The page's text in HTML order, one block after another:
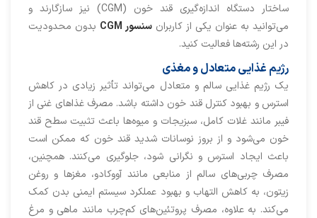
ساختار دستگاه اندازه‌گیری قند خون (CGM) نیز سازگارند و
می‌توانید به عنوان یکی از کاربران سنسور CGM
بدون محدودیت
در این رشته‌ها فعالیت کنید.
رژیم غذایی متعادل و مغذی
یک رژیم غذایی سالم و متعادل می‌تواند تأثیر زیادی در کاهش
استرس و بهبود کنترل قند خون داشته باشد. مصرف غذاهای غنی از
فیبر مانند غلات کامل، سبزیجات و میوه‌ها باعث تثبیت سطح قند
خون می‌شود و از بروز نوسانات شدید قند خون که ممکن است
باعث ایجاد استرس و نگرانی شود، جلوگیری می‌کنند. همچنین،
مصرف چربی‌های سالم از منابعی مانند آووکادو، مغزها و روغن
زیتون، به کاهش التهاب و بهبود عملکرد سیستم ایمنی بدن کمک
می‌کند. به علاوه، مصرف پروتئین‌های کم‌چرب مانند ماهی و مرغ